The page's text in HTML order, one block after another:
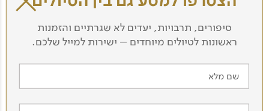
לכתבה המלאה
סיפורים, תרבויות, יעדים לא שגרתיים והזמנות
ראשונות לטיולים מיוחדים – ישירות למייל שלכם.
שם מלא